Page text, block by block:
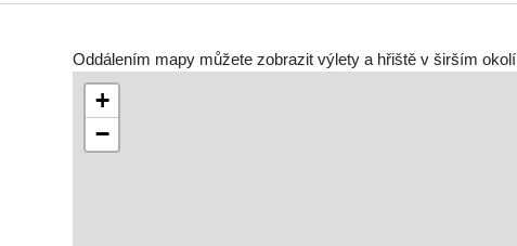
Oddálením mapy můžete zobrazit výlety a hřiště v širším okolí
+
−